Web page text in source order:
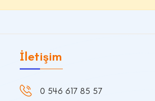
İletişim
0 546 617 85 57